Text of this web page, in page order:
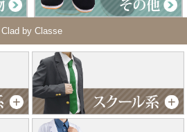
Clad by Classe